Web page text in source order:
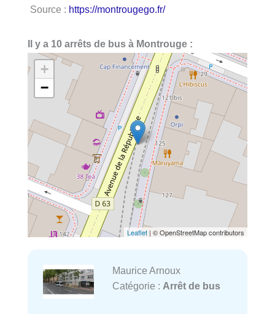
Source : https://montrougego.fr/
Il y a 10 arrêts de bus à Montrouge :
+
−
Leaflet | © OpenStreetMap contributors
Maurice Arnoux
Catégorie : Arrêt de bus